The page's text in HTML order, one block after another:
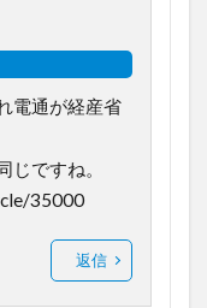
電通が経産省
ですね。
35000
返信